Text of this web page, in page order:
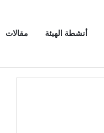
أنشطة الهيئة مقالات